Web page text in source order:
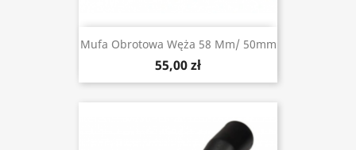
Mufa Obrotowa Węża 58 Mm/ 50mm
55,00 zł